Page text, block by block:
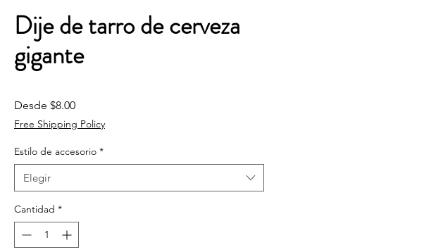
Dije de tarro de cerveza
gigante
Desde $8.00Precio de oferta
Free Shipping Policy
Estilo de accesorio *
Elegir
Cantidad *